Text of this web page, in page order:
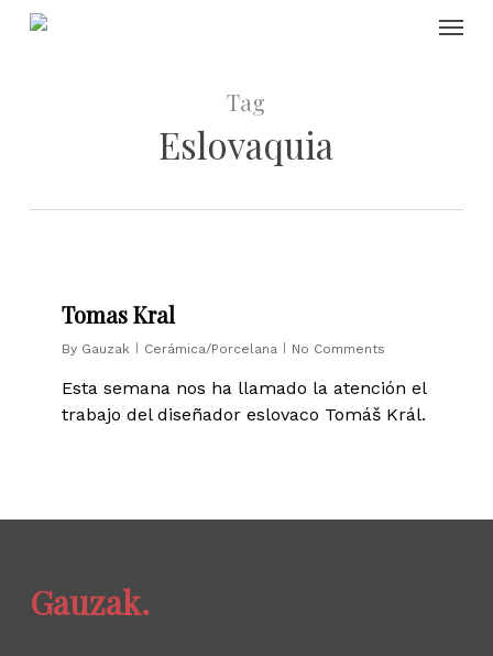
Skip
Tag
Eslovaquia
Tomas Kral
By Gauzak Cerámica/Porcelana No Comments
Esta semana nos ha llamado la atención el
trabajo del diseñador eslovaco Tomáš Král.
Gauzak.